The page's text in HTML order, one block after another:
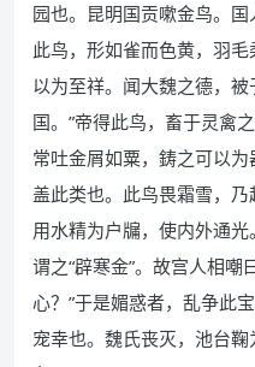
园也。昆明国贡嗽金鸟。
此鸟，形如雀而色黄，羽毛
以为至祥。闻大魏之德，
国。”帝得此鸟，畜于灵禽
常吐金屑如粟，鋳之可以为
盖此类也。此鸟畏霜雪，乃
用水精为户牖，使内外通光
谓之“辟寒金”。故宫人相嘲
心？”于是媚惑者，乱争此
宠幸也。魏氏丧灭，池台